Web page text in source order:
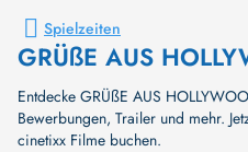
Spielzeiten
GRÜßE AUS
Entdecke GRÜßE AUS
Bewerbungen, Trailer und mehr.
cinetixx Filme buchen.